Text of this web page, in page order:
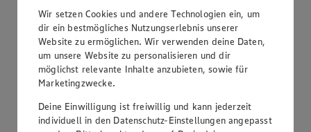
Wir setzen Cookies und andere Technologien ein, um
dir ein bestmögliches Nutzungserlebnis unserer
Website zu ermöglichen. Wir verwenden deine Daten,
um unsere Website zu personalisieren und dir
möglichst relevante Inhalte anzubieten, sowie für
Marketingzwecke.
Deine Einwilligung ist freiwillig und kann jederzeit
individuell in den Datenschutz-Einstellungen angepasst